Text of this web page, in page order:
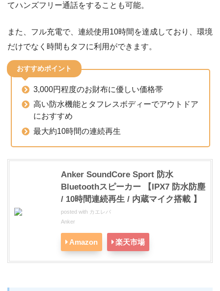
てハンズフリー通話をすることも可能。
また、フル充電で、連続使用10時間を達成しており、環境
だけでなく時間もタフに利用ができます。
おすすめポイント
3,000円程度のお財布に優しい価格帯
高い防水機能とタフレスボディーでアウトドア
におすすめ
最大約10時間の連続再生
Anker SoundCore Sport 防水
Bluetoothスピーカー 【IPX7 防水防塵
/ 10時間連続再生 / 内蔵マイク搭載 】
posted with カエレバ
Anker
Amazon 楽天市場